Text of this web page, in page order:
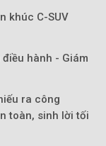
khúc C-SUV
hành - Giám
ra công
toàn, sinh lời tối